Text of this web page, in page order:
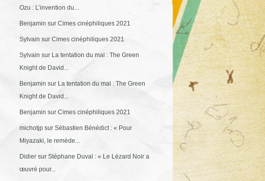
Ozu : L’invention du...
Benjamin sur Cimes cinéphiliques 2021
Sylvain sur Cimes cinéphiliques 2021
Sylvain sur La tentation du mal : The Green
Knight de David...
Benjamin sur La tentation du mal : The Green
Knight de David...
Benjamin sur Cimes cinéphiliques 2021
michotjpsur Sébastien Bénédict : « Pour
Miyazaki, le remède...
Didiersur Stéphane Duval : « Le Lézard Noir a
œuvré pour...